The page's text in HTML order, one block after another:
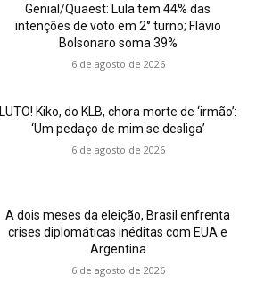
Genial/Quaest: Lula tem 44% das
intenções de voto em 2° turno; Flávio
Bolsonaro soma 39%
6 de agosto de 2026
LUTO! Kiko, do KLB, chora morte de ‘irmão’:
‘Um pedaço de mim se desliga’
6 de agosto de 2026
A dois meses da eleição, Brasil enfrenta
crises diplomáticas inéditas com EUA e
Argentina
6 de agosto de 2026